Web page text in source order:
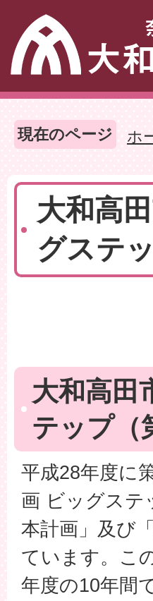
現在のページ ホ
大和高
グステ
大和高田
テップ（
平成28年度に
画 ビッグステ
本計画」及び
ています。こ
年度の10年間